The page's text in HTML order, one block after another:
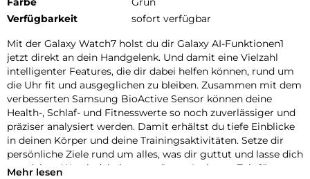
Verfügbarkeit
sofort verfügbar
Mit der Galaxy Watch7 holst du dir Galaxy AI-Funktionen1
jetzt direkt an dein Handgelenk. Und damit eine Vielzahl
intelligenter Features, die dir dabei helfen können, rund um
die Uhr fit und ausgeglichen zu bleiben. Zusammen mit dem
verbesserten Samsung BioActive Sensor können deine
Health-, Schlaf- und Fitnesswerte so noch zuverlässiger und
präziser analysiert werden. Damit erhältst du tiefe Einblicke
in deinen Körper und deine Trainingsaktivitäten. Setze dir
persönliche Ziele rund um alles, was dir guttut und lasse dich
von deiner Watch dabei unterstützen. Ist heute Zeit für
Mehr lesen